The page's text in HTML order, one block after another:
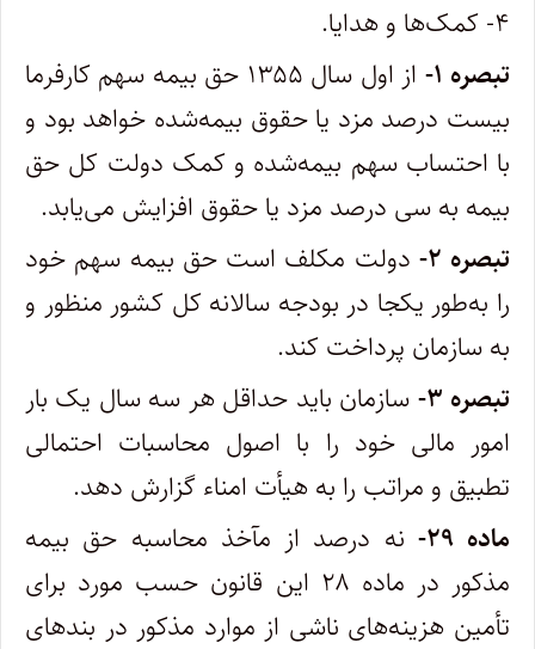
۴- کمک‌ها و هدایا.
تبصره ۱-
از اول سال ۱۳۵۵ حق بیمه سهم کارفرما
بیست درصد مزد یا حقوق بیمه‌شده خواهد بود و
با احتساب سهم بیمه‌شده و کمک دولت کل حق
بیمه به سی درصد مزد یا حقوق افزایش می‌یابد.
تبصره ۲-
دولت مکلف است حق بیمه سهم خود
را به‌طور یکجا در بودجه سالانه کل کشور منظور و
به سازمان پرداخت کند.
تبصره ۳-
سازمان باید حداقل هر سه سال یک بار
امور مالی خود را با اصول محاسبات احتمالی
تطبیق و مراتب را به هیأت امناء گزارش دهد.
ماده ۲۹-
نه درصد از مآخذ محاسبه حق بیمه
مذکور در ماده ۲۸ این قانون حسب مورد برای
تأمین هزینه‌های ناشی از موارد مذکور در بندهای